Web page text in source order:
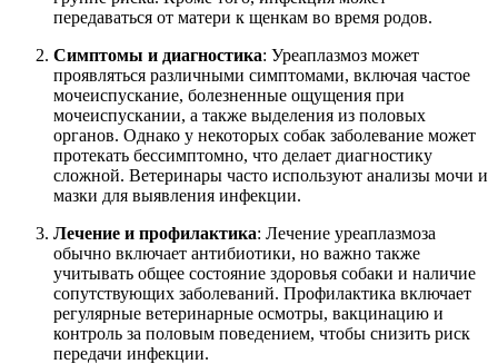
передаваться от матери к щенкам во время родов.
Симптомы и диагностика: Уреаплазмоз может
проявляться различными симптомами, включая частое
мочеиспускание, болезненные ощущения при
мочеиспускании, а также выделения из половых
органов. Однако у некоторых собак заболевание может
протекать бессимптомно, что делает диагностику
сложной. Ветеринары часто используют анализы мочи и
мазки для выявления инфекции.
Лечение и профилактика: Лечение уреаплазмоза
обычно включает антибиотики, но важно также
учитывать общее состояние здоровья собаки и наличие
сопутствующих заболеваний. Профилактика включает
регулярные ветеринарные осмотры, вакцинацию и
контроль за половым поведением, чтобы снизить риск
передачи инфекции.